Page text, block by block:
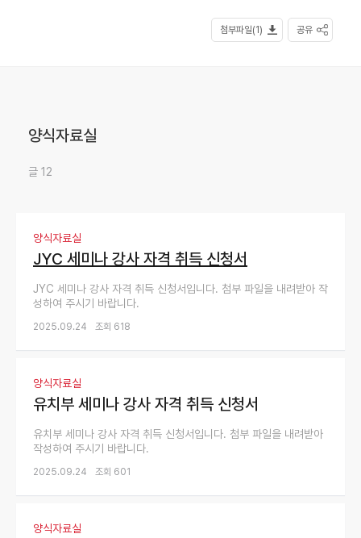
첨부파일(1) 공유
양식자료실
글 12
양식자료실
JYC 세미나 강사 자격 취득 신청서
JYC 세미나 강사 자격 취득 신청서입니다. 첨부 파일을 내려받아 작
성하여 주시기 바랍니다.
2025.09.24 조회 618
양식자료실
유치부 세미나 강사 자격 취득 신청서
유치부 세미나 강사 자격 취득 신청서입니다. 첨부 파일을 내려받아
작성하여 주시기 바랍니다.
2025.09.24 조회 601
양식자료실